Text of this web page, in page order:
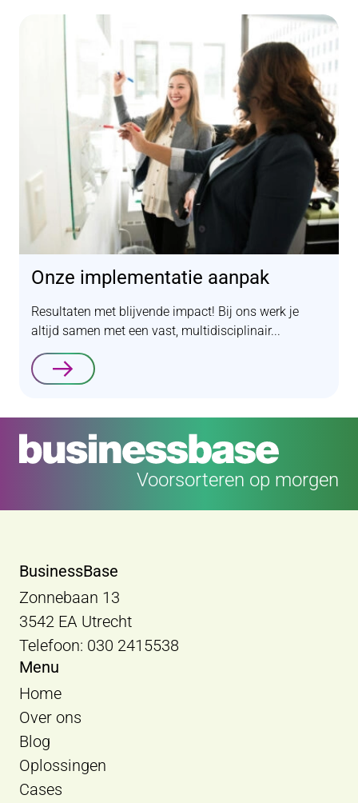
Onze implementatie aanpak
Resultaten met blijvende impact! Bij ons werk je
altijd samen met een vast, multidisciplinair...
Lees verder
Voorsorteren op morgen
BusinessBase
Zonnebaan 13
3542 EA Utrecht
Telefoon: 030 2415538
Menu
Home
Over ons
Blog
Oplossingen
Cases